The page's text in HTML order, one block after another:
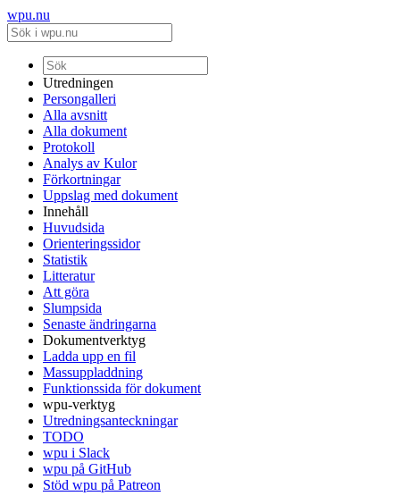
wpu.nu
Utredningen
Persongalleri
Alla avsnitt
Alla dokument
Protokoll
Analys av Kulor
Förkortningar
Uppslag med dokument
Innehåll
Huvudsida
Orienteringssidor
Statistik
Litteratur
Att göra
Slumpsida
Senaste ändringarna
Dokumentverktyg
Ladda upp en fil
Massuppladdning
Funktionssida för dokument
wpu-verktyg
Utredningsanteckningar
TODO
wpu i Slack
wpu på GitHub
Stöd wpu på Patreon